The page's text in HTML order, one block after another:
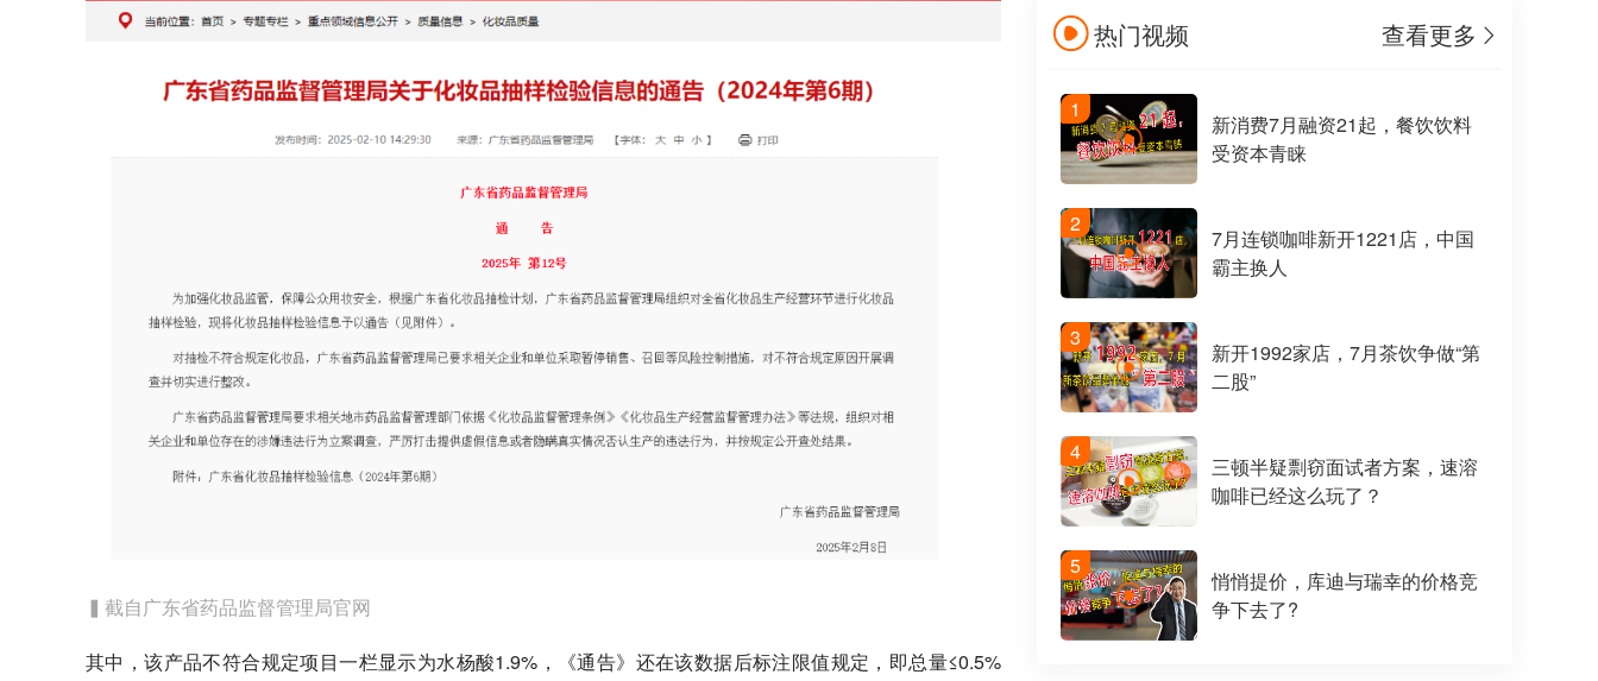
▍截自广东省药品监督管理局官网
其中，该产品不符合规定项目一栏显示为水杨酸1.9%，《通告》还在该数据后标注限值规定，即总量≤0.5%
热门视频 查看更多
1
新消费7月融资21起，餐饮饮料
受资本青睐
2
7月连锁咖啡新开1221店，中国
霸主换人
3
新开1992家店，7月茶饮争做“第
二股”
4
三顿半疑剽窃面试者方案，速溶
咖啡已经这么玩了？
5
悄悄提价，库迪与瑞幸的价格竞
争下去了?